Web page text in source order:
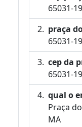
65031-
praça
65031-
cep da
65031-
qual o
Praça
MA